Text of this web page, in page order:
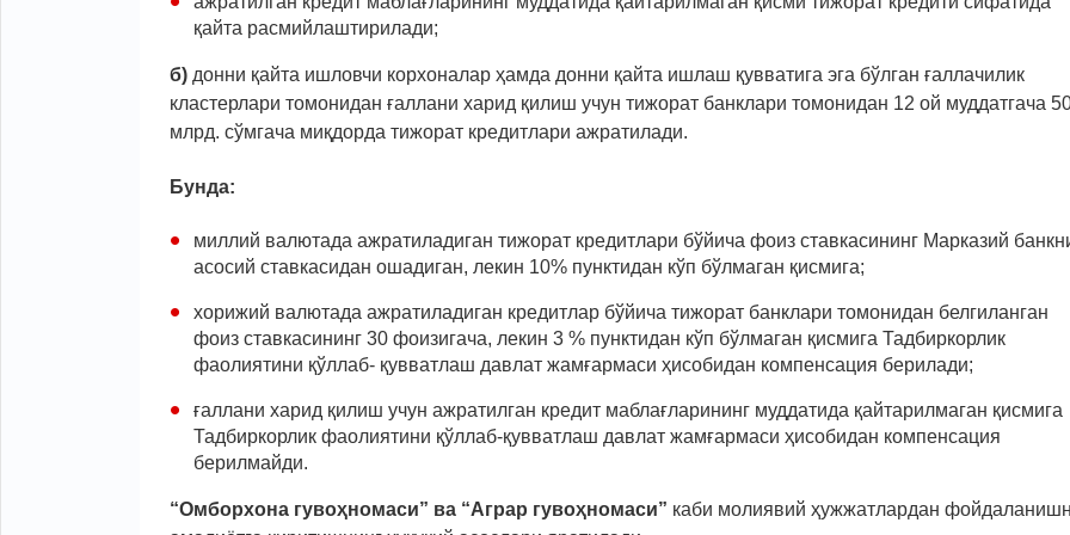
қайта расмийлаштирилади;
б) донни қайта ишловчи корхоналар ҳамда донни қайта ишлаш қувватига эга бўлган ғаллачилик
кластерлари томонидан ғаллани харид қилиш учун тижорат банклари томонидан 12 ой муддатгача
млрд. сўмгача миқдорда тижорат кредитлари ажратилади.
Бунда:
миллий валютада ажратиладиган тижорат кредитлари бўйича фоиз ставкасининг Марказий
асосий ставкасидан ошадиган, лекин 10% пунктидан кўп бўлмаган қисмига;
хорижий валютада ажратиладиган кредитлар бўйича тижорат банклари томонидан белгиланган
фоиз ставкасининг 30 фоизигача, лекин 3 % пунктидан кўп бўлмаган қисмига Тадбиркорлик
фаолиятини қўллаб- қувватлаш давлат жамғармаси ҳисобидан компенсация берилади;
ғаллани харид қилиш учун ажратилган кредит маблағларининг муддатида қайтарилмаган қисмига
Тадбиркорлик фаолиятини қўллаб-қувватлаш давлат жамғармаси ҳисобидан компенсация
берилмайди.
“Омборхона гувоҳномаси” ва “Аграр гувоҳномаси” каби молиявий ҳужжатлардан